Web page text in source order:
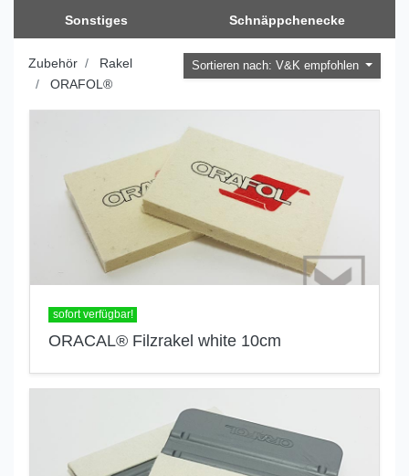
Sonstiges Schnäppchenecke
Zubehör
Rakel
ORAFOL®
Sortieren nach: V&K empfohlen
sofort verfügbar!
ORACAL® Filzrakel white 10cm